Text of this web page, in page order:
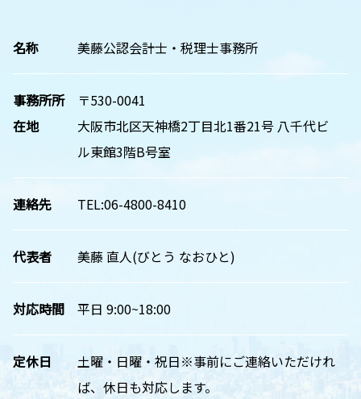
名称 美藤公認会計士・税理士事務所
事務所所
在地
〒530-0041
大阪市北区天神橋2丁目北1番21号 八千代ビ
ル東館3階B号室
連絡先 TEL:06-4800-8410
代表者 美藤 直人(びとう なおひと)
対応時間 平日 9:00~18:00
定休日
土曜・日曜・祝日※事前にご連絡いただけれ
ば、休日も対応します。